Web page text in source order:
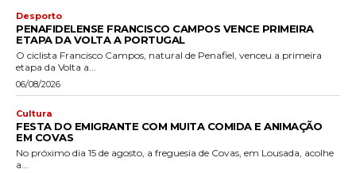
Desporto
PENAFIDELENSE FRANCISCO CAMPOS VENCE PRIMEIRA
ETAPA DA VOLTA A PORTUGAL
O ciclista Francisco Campos, natural de Penafiel, venceu a primeira
etapa da Volta a...
06/08/2026
Cultura
FESTA DO EMIGRANTE COM MUITA COMIDA E ANIMAÇÃO
EM COVAS
No próximo dia 15 de agosto, a freguesia de Covas, em Lousada, acolhe
a...